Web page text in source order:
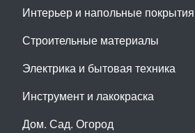
Интерьер и напольные покрытия
Строительные материалы
Электрика и бытовая техника
Инструмент и лакокраска
Дом. Сад. Огород